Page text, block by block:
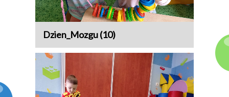
Dzien_Mozgu (10)